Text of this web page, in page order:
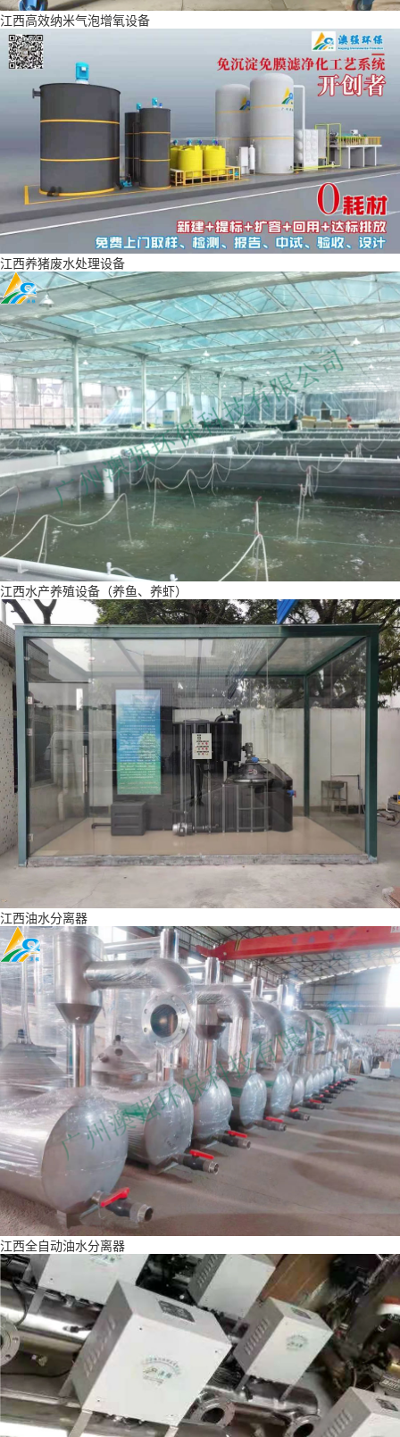
江西高效纳米气泡增氧设备
江西养猪废水处理设备
江西水产养殖设备（养鱼、养虾）
江西油水分离器
江西全自动油水分离器